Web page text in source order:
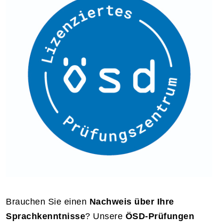
Brauchen Sie einen Nachweis über Ihre
Sprachkenntnisse? Unsere ÖSD-Prüfungen